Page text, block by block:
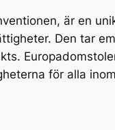
är en
Den tar
för alla